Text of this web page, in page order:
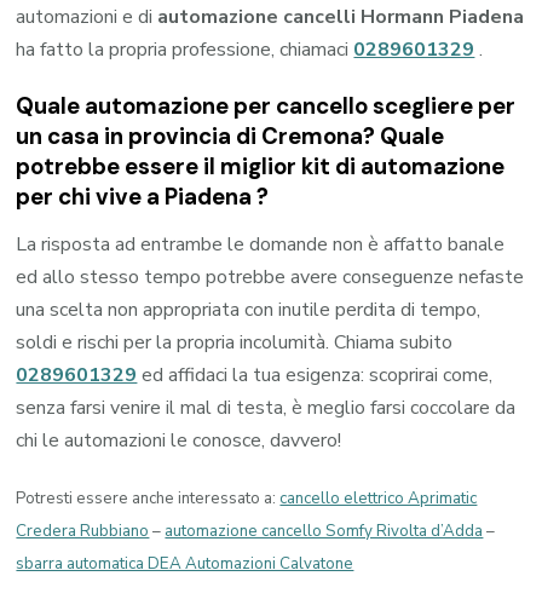
automazioni e di automazione cancelli Hormann Piadena
ha fatto la propria professione, chiamaci 0289601329 .
Quale automazione per cancello scegliere per
un casa in provincia di Cremona? Quale
potrebbe essere il miglior kit di automazione
per chi vive a Piadena ?
La risposta ad entrambe le domande non è affatto banale
ed allo stesso tempo potrebbe avere conseguenze nefaste
una scelta non appropriata con inutile perdita di tempo,
soldi e rischi per la propria incolumità. Chiama subito
0289601329 ed affidaci la tua esigenza: scoprirai come,
senza farsi venire il mal di testa, è meglio farsi coccolare da
chi le automazioni le conosce, davvero!
Potresti essere anche interessato a:cancello elettrico Aprimatic
Credera Rubbiano – automazione cancello Somfy Rivolta d’Adda –
sbarra automatica DEA Automazioni Calvatone